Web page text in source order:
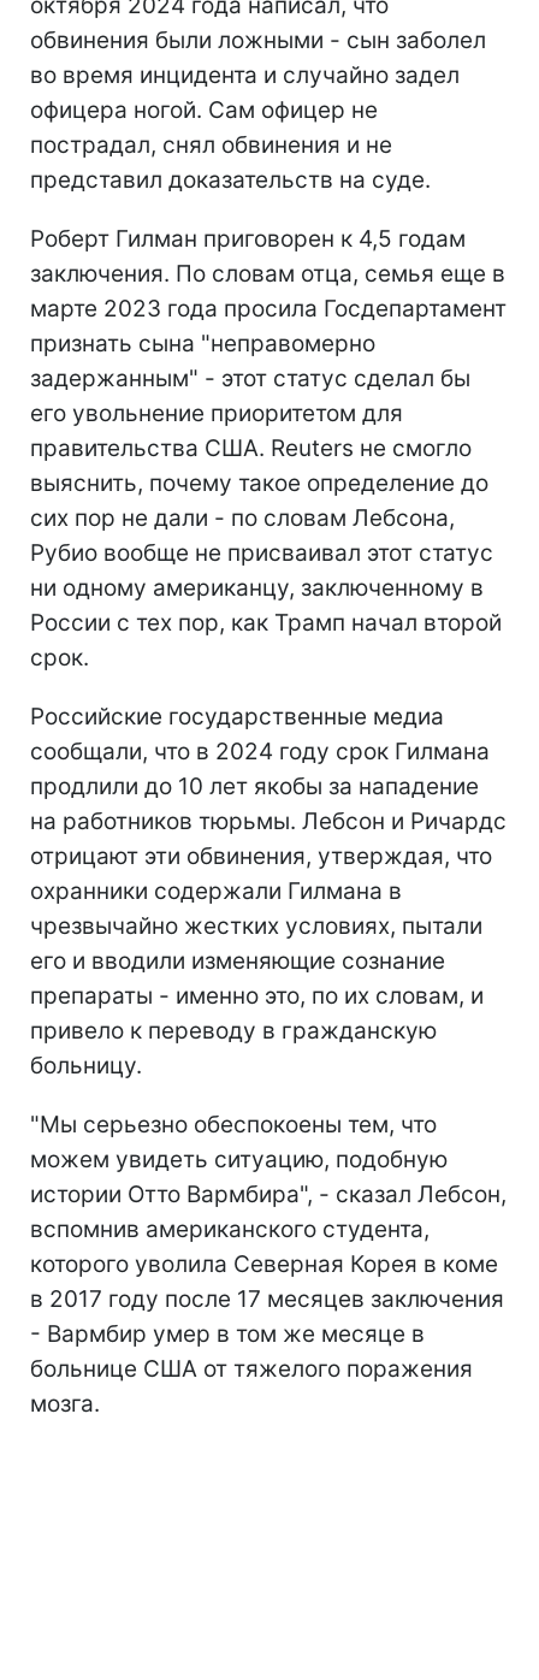
обвинения были ложными - сын заболел
во время инцидента и случайно задел
офицера ногой. Сам офицер не
пострадал, снял обвинения и не
представил доказательств на суде.
Роберт Гилман приговорен к 4,5 годам
заключения. По словам отца, семья еще в
марте 2023 года просила Госдепартамент
признать сына "неправомерно
задержанным" - этот статус сделал бы
его увольнение приоритетом для
правительства США. Reuters не смогло
выяснить, почему такое определение до
сих пор не дали - по словам Лебсона,
Рубио вообще не присваивал этот статус
ни одному американцу, заключенному в
России с тех пор, как Трамп начал второй
срок.
Российские государственные медиа
сообщали, что в 2024 году срок Гилмана
продлили до 10 лет якобы за нападение
на работников тюрьмы. Лебсон и Ричардс
отрицают эти обвинения, утверждая, что
охранники содержали Гилмана в
чрезвычайно жестких условиях, пытали
его и вводили изменяющие сознание
препараты - именно это, по их словам, и
привело к переводу в гражданскую
больницу.
"Мы серьезно обеспокоены тем, что
можем увидеть ситуацию, подобную
истории Отто Вармбира", - сказал Лебсон,
вспомнив американского студента,
которого уволила Северная Корея в коме
в 2017 году после 17 месяцев заключения
- Вармбир умер в том же месяце в
больнице США от тяжелого поражения
мозга.